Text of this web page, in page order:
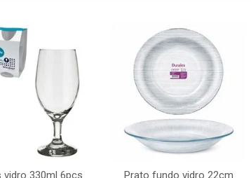
vidro 330ml 6pcs
Prato fundo vidro 22cm